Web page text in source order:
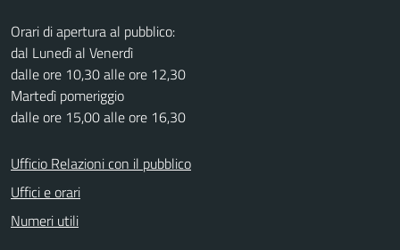
Orari di apertura al pubblico:
dal Lunedì al Venerdì
dalle ore 10,30 alle ore 12,30
Martedì pomeriggio
dalle ore 15,00 alle ore 16,30
Ufficio Relazioni con il pubblico
Uffici e orari
Numeri utili